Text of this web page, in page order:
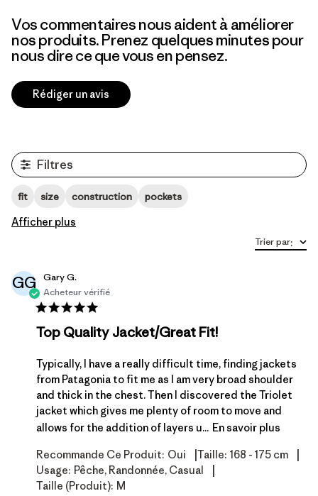
Vos commentaires nous aident à améliorer
nos produits. Prenez quelques minutes pour
nous dire ce que vous en pensez.
Rédiger un avis
Filtres
fit size construction pockets
Afficher plus
Trier par:
GG
Gary G.
Acheteur vérifié
Top Quality Jacket/Great Fit!
Typically, I have a really difficult time, finding jackets
from Patagonia to fit me as I am very broad shoulder
and thick in the chest. Then I discovered the Triolet
jacket which gives me plenty of room to move and
allows for the addition of layers u... En savoir plus
Recommande Ce Produit: Oui Taille: 168 - 175 cm
Usage: Pêche, Randonnée, Casual
Taille (produit): M